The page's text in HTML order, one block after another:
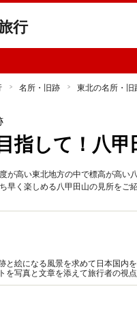
行
名所・旧跡 東北の名所・旧
指して！八甲
が高い東北地方の中で標高が高い
早く楽しめる八甲田山の見所をご紹
と絵になる風景を求めて日本国内
を写真と文章を添えて旅行者の視
、ラジオに随時情報を提供中。 国